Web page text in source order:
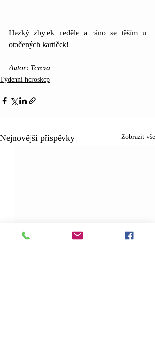
Hezký zbytek neděle a ráno se těším u
otočených kartiček!
Autor: Tereza
Týdenní horoskop
Nejnovější příspěvky Zobrazit vše